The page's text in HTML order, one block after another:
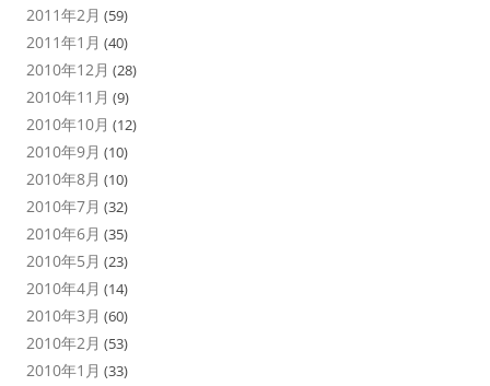
2011年2月 (59)
2011年1月 (40)
2010年12月 (28)
2010年11月 (9)
2010年10月 (12)
2010年9月 (10)
2010年8月 (10)
2010年7月 (32)
2010年6月 (35)
2010年5月 (23)
2010年4月 (14)
2010年3月 (60)
2010年2月 (53)
2010年1月 (33)